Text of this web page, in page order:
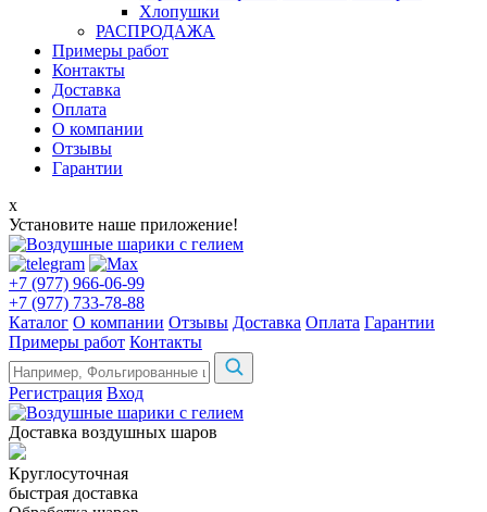
Хлопушки
РАСПРОДАЖА
Примеры работ
Контакты
Доставка
Оплата
О компании
Отзывы
Гарантии
x
Установите наше приложение!
+7 (977) 966-06-99
+7 (977) 733-78-88
Каталог О компании Отзывы Доставка Оплата Гарантии
Примеры работ Контакты
Регистрация Вход
Доставка воздушных шаров
Круглосуточная
быстрая доставка